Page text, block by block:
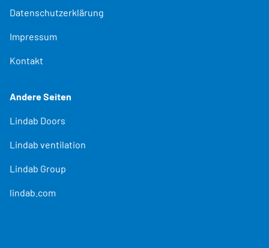
Datenschutzerklärung
Impressum
Kontakt
Andere Seiten
Lindab Doors
Lindab ventilation
Lindab Group
lindab.com